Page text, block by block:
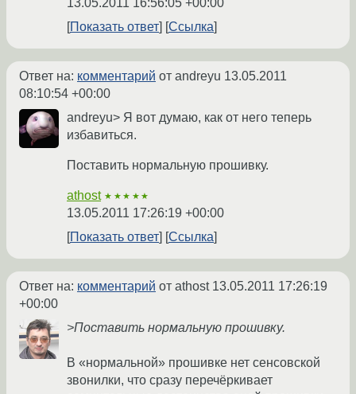
13.05.2011 16:56:05 +00:00
Показать ответ
Ссылка
Ответ на: комментарий от andreyu 13.05.2011
08:10:54 +00:00
andreyu> Я вот думаю, как от него теперь
избавиться.
Поставить нормальную прошивку.
athost ★★★★★
13.05.2011 17:26:19 +00:00
Показать ответ
Ссылка
Ответ на: комментарий от athost 13.05.2011 17:26:19
+00:00
>Поставить нормальную прошивку.
В «нормальной» прошивке нет сенсовской
звонилки, что сразу перечёркивает